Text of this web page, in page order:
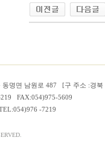
동명면 남원로 487 [구 주소 :경
FAX:054)975-5609
-7219